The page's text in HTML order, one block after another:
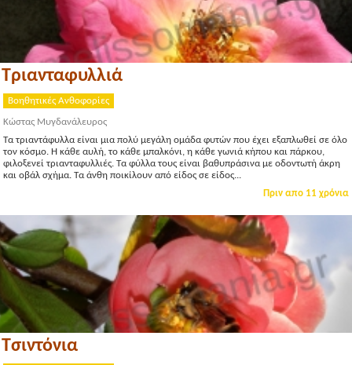
Τριανταφυλλιά
Βοηθητικές Ανθοφορίες
Κώστας Μυγδανάλευρος
Τα τριαντάφυλλα είναι μια πολύ μεγάλη ομάδα φυτών που έχει εξαπλωθεί σε όλο
τον κόσμο. Η κάθε αυλή, το κάθε μπαλκόνι, η κάθε γωνιά κήπου και πάρκου,
φιλοξενεί τριανταφυλλιές. Τα φύλλα τους είναι βαθυπράσινα με οδοντωτή άκρη
και οβάλ σχήμα. Τα άνθη ποικίλουν από είδος σε είδος...
Πριν απο 11 χρόνια
Τσιντόνια